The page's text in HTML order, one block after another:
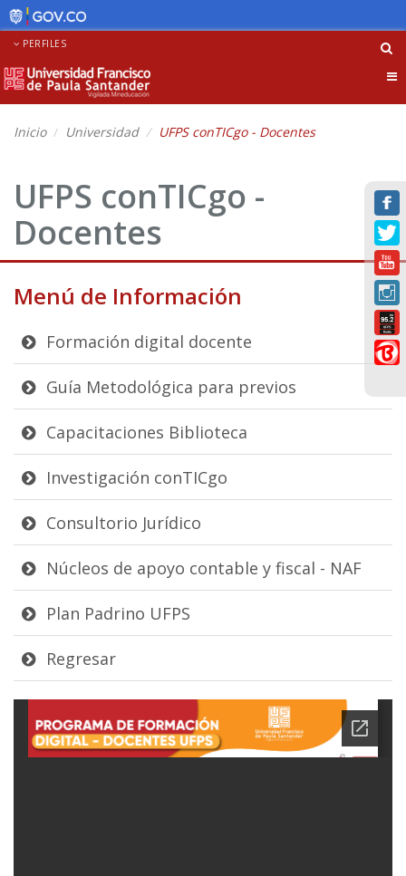
PERFILES
Inicio Universidad UFPS conTICgo - Docentes
UFPS conTICgo -
Docentes
Menú de Información
Formación digital docente
Guía Metodológica para previos
Capacitaciones Biblioteca
Investigación conTICgo
Consultorio Jurídico
Núcleos de apoyo contable y fiscal - NAF
Plan Padrino UFPS
Regresar